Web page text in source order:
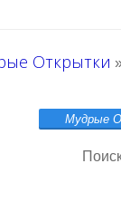
Открытки